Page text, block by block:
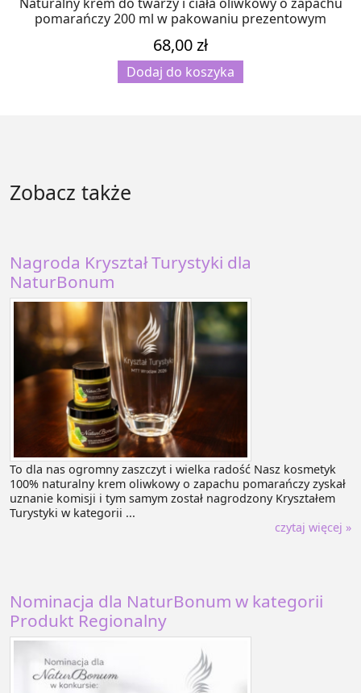
pomarańczy 200 ml w pakowaniu prezentowym
68,00zł
Dodaj do koszyka
Zobacz także
Nagroda Kryształ Turystyki dla
NaturBonum
To dla nas ogromny zaszczyt i wielka radość Nasz kosmetyk
100% naturalny krem oliwkowy o zapachu pomarańczy zyskał
uznanie komisji i tym samym został nagrodzony Kryształem
Turystyki w kategorii ...
czytaj więcej »
Nominacja dla NaturBonum w kategorii
Produkt Regionalny